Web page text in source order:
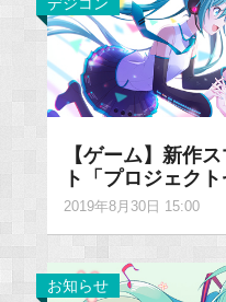
【ゲーム】新作
ト「プロジェク
2019年8月30日 15:00
お知らせ